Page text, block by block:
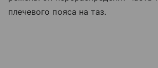
плечевого пояса на таз.